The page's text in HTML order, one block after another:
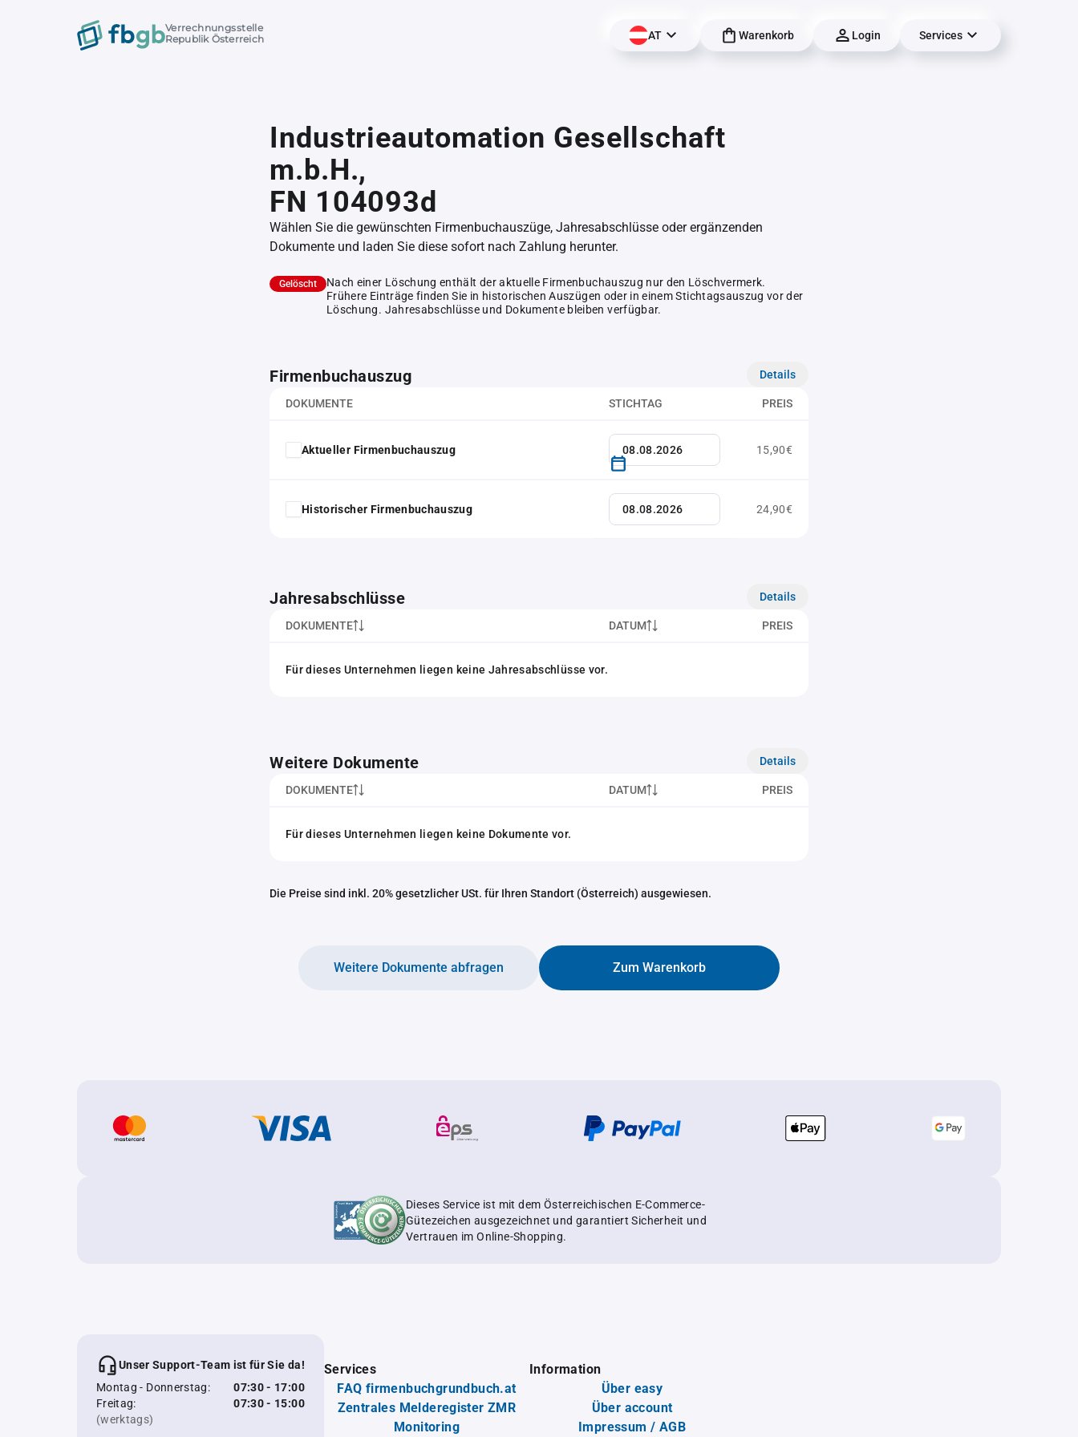
Verrechnungsstelle
Republik Österreich
AT Warenkorb Login Services
Industrieautomation Gesellschaft
m.b.H.,
FN 104093d
Wählen Sie die gewünschten Firmenbuchauszüge, Jahresabschlüsse oder ergänzenden
Dokumente und laden Sie diese sofort nach Zahlung herunter.
Gelöscht
Nach einer Löschung enthält der aktuelle Firmenbuchauszug nur den Löschvermerk.
Frühere Einträge finden Sie in historischen Auszügen oder in einem Stichtagsauszug vor der
Löschung. Jahresabschlüsse und Dokumente bleiben verfügbar.
Firmenbuchauszug Details
DOKUMENTE STICHTAG PREIS
Aktueller Firmenbuchauszug 15,90€
Historischer Firmenbuchauszug 24,90€
Jahresabschlüsse Details
DOKUMENTE DATUM PREIS
Für dieses Unternehmen liegen keine Jahresabschlüsse vor.
Weitere Dokumente Details
DOKUMENTE DATUM PREIS
Für dieses Unternehmen liegen keine Dokumente vor.
Die Preise sind inkl. 20% gesetzlicher USt. für Ihren Standort (Österreich) ausgewiesen.
Zum Warenkorb
Weitere Dokumente abfragen
Dieses Service ist mit dem Österreichischen E-Commerce-
Gütezeichen ausgezeichnet und garantiert Sicherheit und
Vertrauen im Online-Shopping.
Unser Support-Team ist für Sie da!
Montag - Donnerstag:
07:30 - 17:00
Freitag:
07:30 - 15:00
(werktags)
Services
FAQ firmenbuchgrundbuch.at
Zentrales Melderegister ZMR
Monitoring
Information
Über easy
Über account
Impressum / AGB